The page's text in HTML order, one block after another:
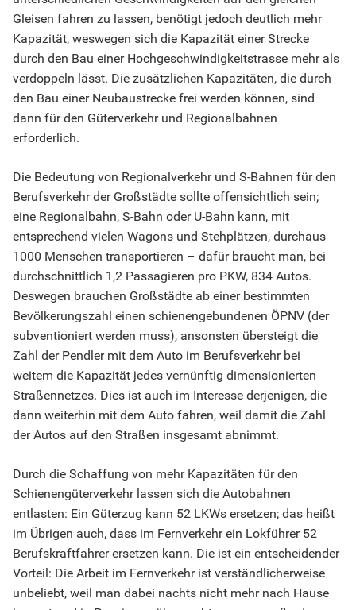
Gleisen fahren zu lassen, benötigt jedoch deutlich mehr
Kapazität, weswegen sich die Kapazität einer Strecke
durch den Bau einer Hochgeschwindigkeitstrasse mehr als
verdoppeln lässt. Die zusätzlichen Kapazitäten, die durch
den Bau einer Neubaustrecke frei werden können, sind
dann für den Güterverkehr und Regionalbahnen
erforderlich.
Die Bedeutung von Regionalverkehr und S-Bahnen für den
Berufsverkehr der Großstädte sollte offensichtlich sein;
eine Regionalbahn, S-Bahn oder U-Bahn kann, mit
entsprechend vielen Wagons und Stehplätzen, durchaus
1000 Menschen transportieren – dafür braucht man, bei
durchschnittlich 1,2 Passagieren pro PKW, 834 Autos.
Deswegen brauchen Großstädte ab einer bestimmten
Bevölkerungszahl einen schienengebundenen ÖPNV (der
subventioniert werden muss), ansonsten übersteigt die
Zahl der Pendler mit dem Auto im Berufsverkehr bei
weitem die Kapazität jedes vernünftig dimensionierten
Straßennetzes. Dies ist auch im Interesse derjenigen, die
dann weiterhin mit dem Auto fahren, weil damit die Zahl
der Autos auf den Straßen insgesamt abnimmt.
Durch die Schaffung von mehr Kapazitäten für den
Schienengüterverkehr lassen sich die Autobahnen
entlasten: Ein Güterzug kann 52 LKWs ersetzen; das heißt
im Übrigen auch, dass im Fernverkehr ein Lokführer 52
Berufskraftfahrer ersetzen kann. Die ist ein entscheidender
Vorteil: Die Arbeit im Fernverkehr ist verständlicherweise
unbeliebt, weil man dabei nachts nicht mehr nach Hause